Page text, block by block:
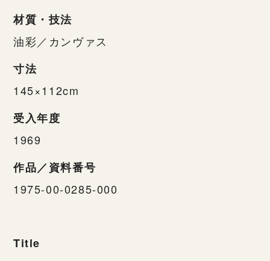
材質・技法
油彩／カンヴァス
寸法
145×112cm
受入年度
1969
作品／資料番号
1975-00-0285-000
Title